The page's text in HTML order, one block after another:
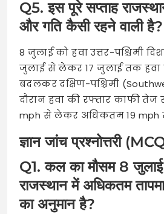
Q5. इस पूरे सप्ताह
और गति कैसी रहने वाली है?
8 जुलाई को हवा उत्तर-पश्चिमी
जुलाई से लेकर 17 जुलाई तक हवा
बदलकर दक्षिण-पश्चिमी
दौरान हवा की रफ्तार काफी तेज
mph से लेकर अधिकतम 19 mph
ज्ञान जांच प्रश्नोत्तरी
Q1. कल का मौसम 8
राजस्थान में अधिकतम
का अनुमान है?